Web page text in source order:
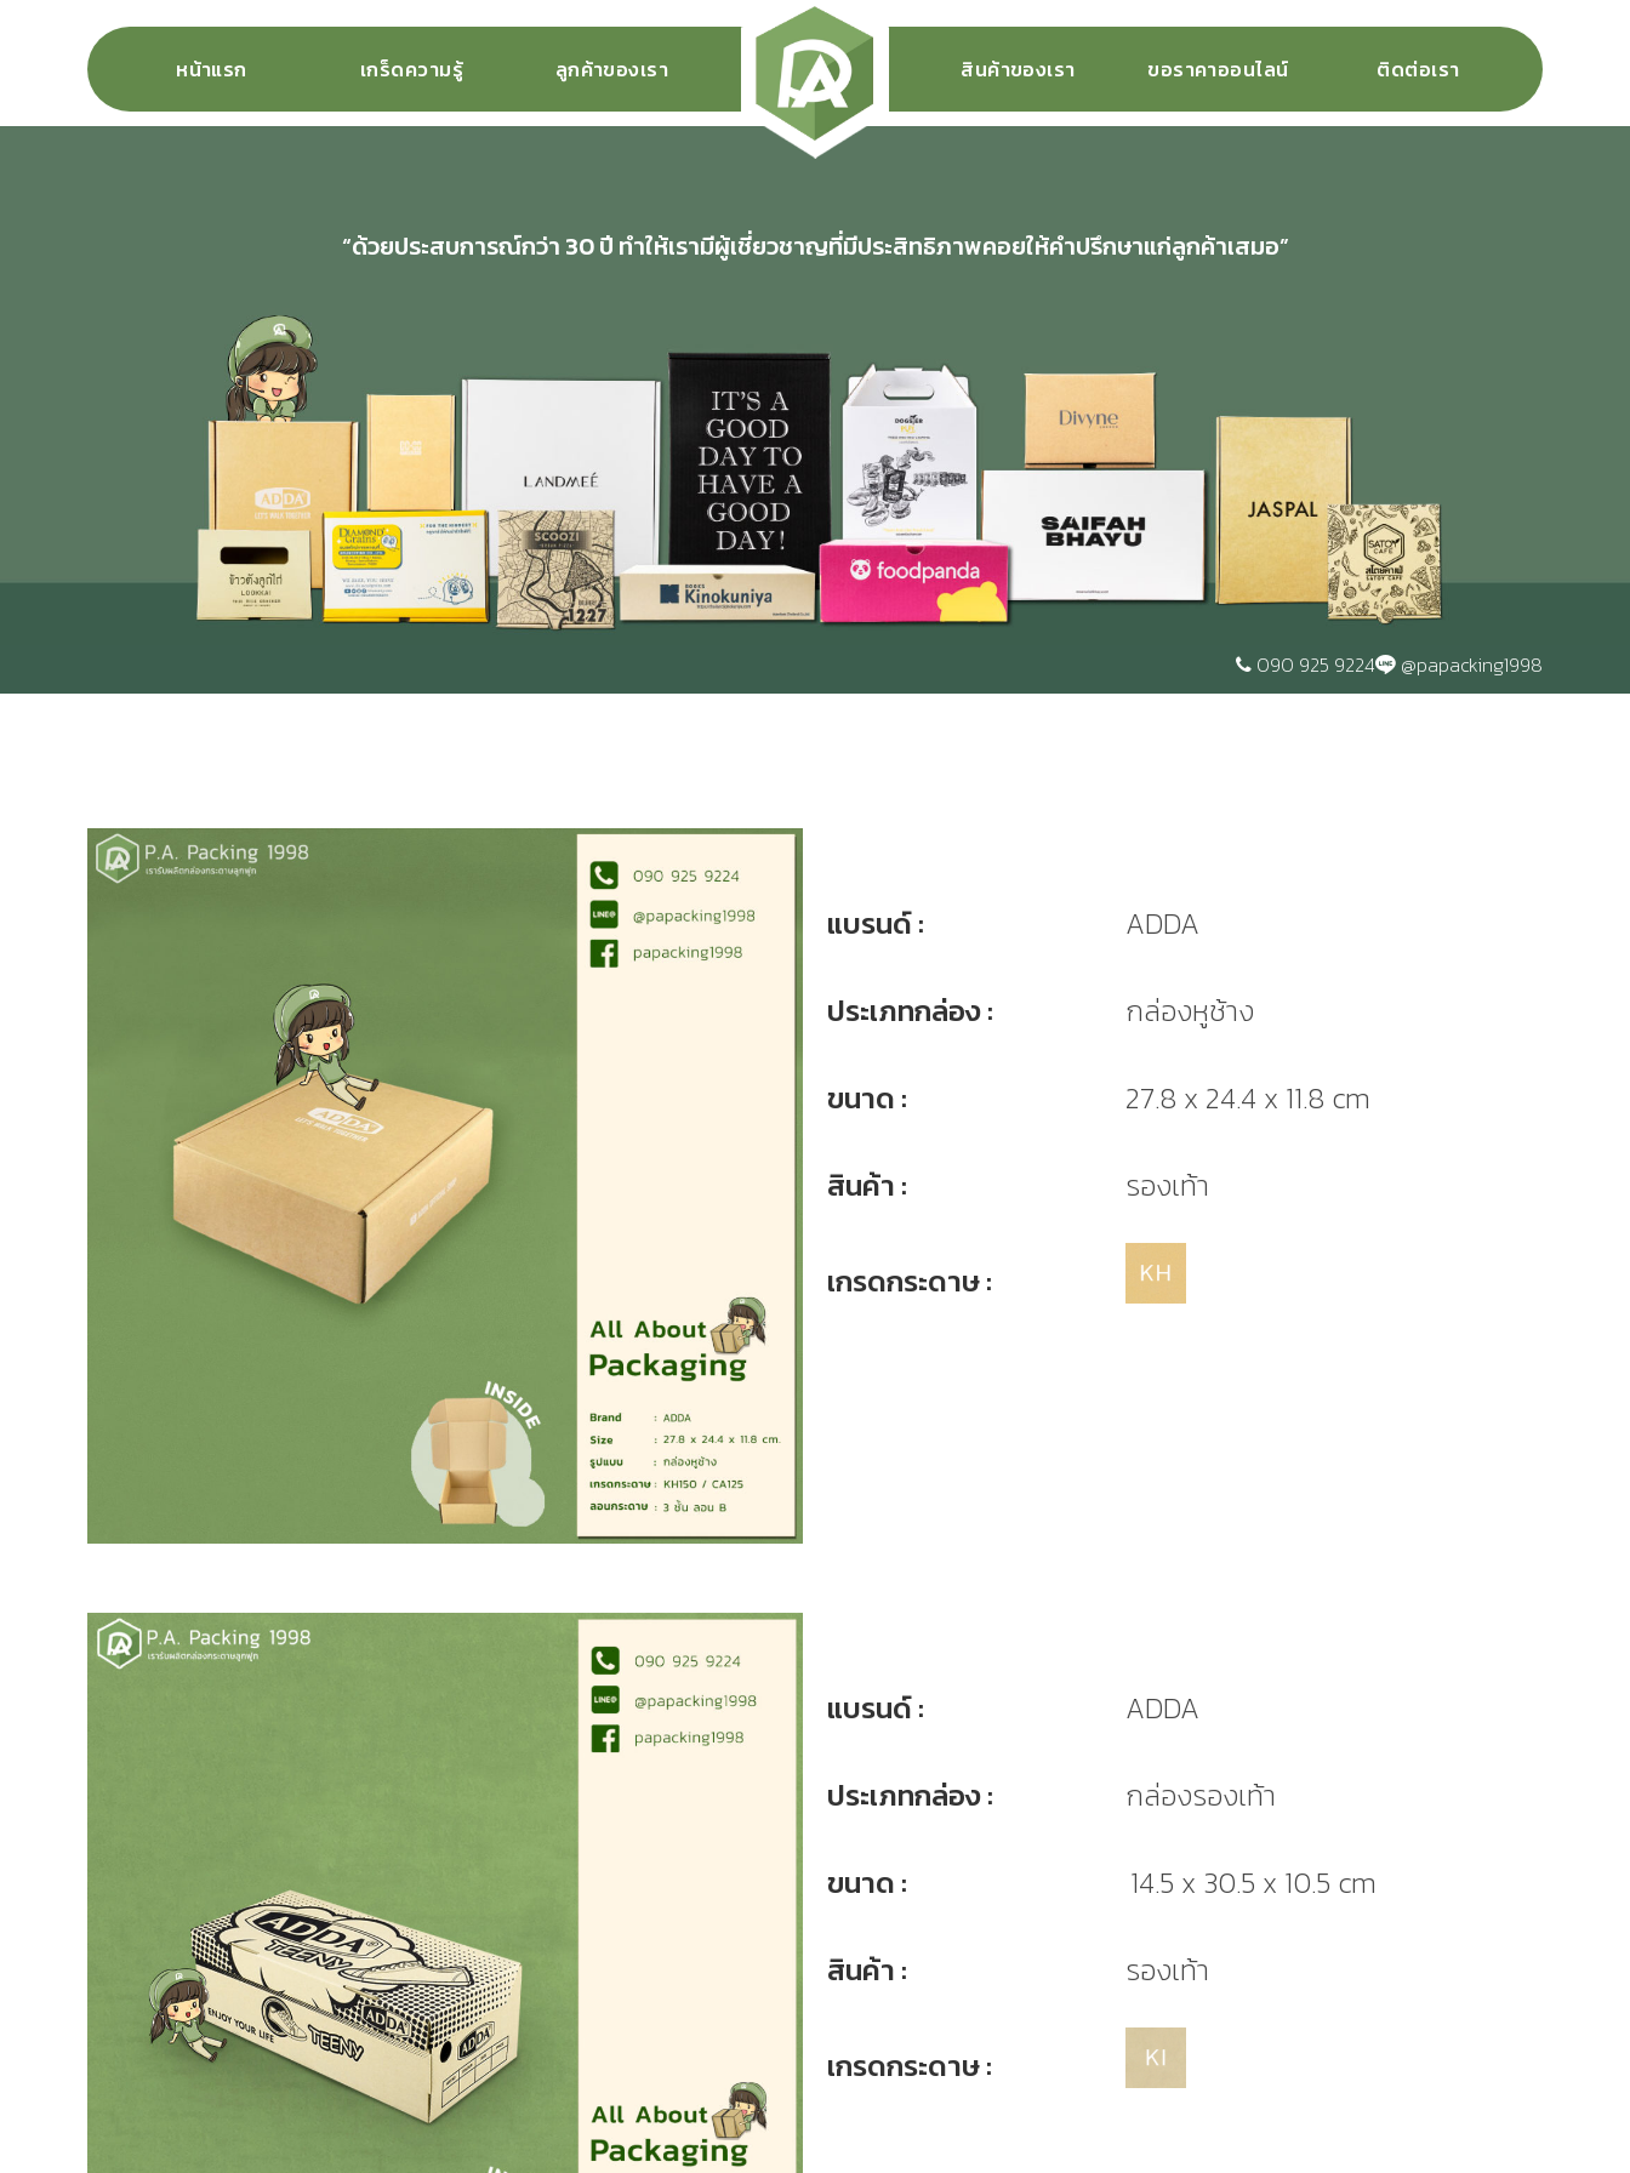
หน้าแรก เกร็ดความรู้ ลูกค้าของเรา สินค้าของเรา ขอราคาออนไลน์ ติดต่อเรา
“ด้วยประสบการณ์กว่า 30 ปี ทำให้เรามีผู้เชี่ยวชาญที่มีประสิทธิภาพคอยให้คำปรึกษาแก่ลูกค้าเสมอ”
090 925 9224 @papacking1998
แบรนด์ : ADDA
ประเภทกล่อง : กล่องหูช้าง
ขนาด : 27.8 x 24.4 x 11.8 cm
สินค้า : รองเท้า
เกรดกระดาษ :
แบรนด์ : ADDA
ประเภทกล่อง : กล่องรองเท้า
ขนาด : 14.5 x 30.5 x 10.5 cm
สินค้า : รองเท้า
เกรดกระดาษ :